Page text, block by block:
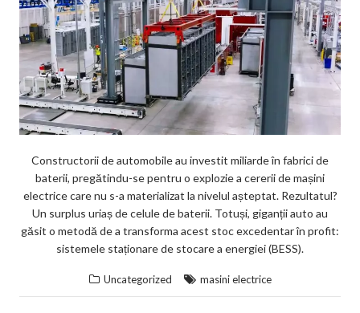
Constructorii de automobile au investit miliarde în fabrici de
baterii, pregătindu-se pentru o explozie a cererii de mașini
electrice care nu s-a materializat la nivelul așteptat. Rezultatul?
Un surplus uriaș de celule de baterii. Totuși, giganții auto au
găsit o metodă de a transforma acest stoc excedentar în profit:
sistemele staționare de stocare a energiei (BESS).
Uncategorized masini electrice